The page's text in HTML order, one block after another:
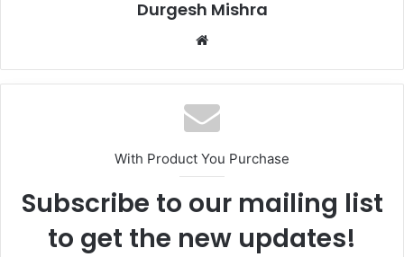
Durgesh Mishra
Website
With Product You Purchase
Subscribe to our mailing list
to get the new updates!